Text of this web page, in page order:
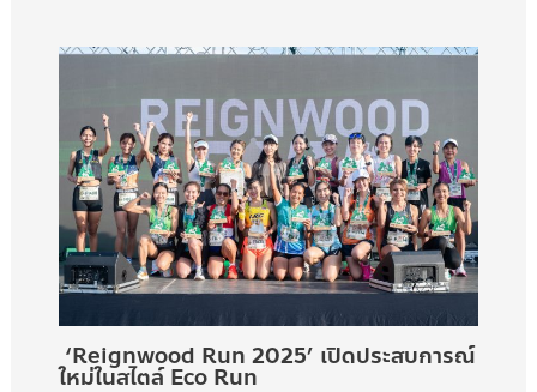
‘Reignwood Run 2025’ เปิดประสบการณ์
ใหม่ในสไตล์ Eco Run